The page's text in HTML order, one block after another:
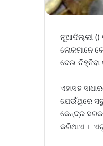
ନୂଆଦିଲ୍ଲୀ ()
ଲୋକମାନେ
ଦେଉ ଚିହ୍ନିବା
ଏହାସହ
ଯେଉଁଥିରେ
କେନ୍ଦ୍ର
କରିଥାଏ ।